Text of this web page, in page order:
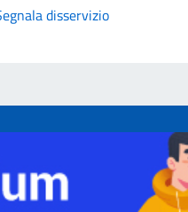
disservizio